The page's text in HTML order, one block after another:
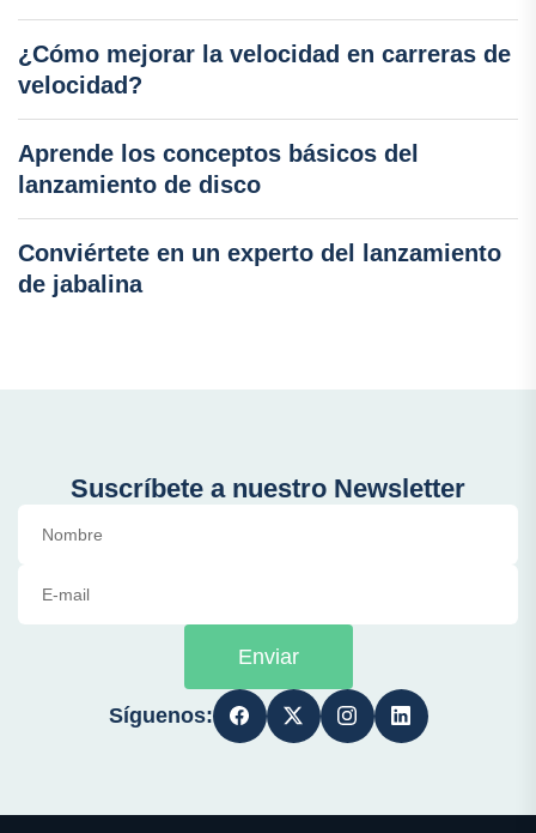
¿Cómo mejorar la velocidad en carreras de
velocidad?
Aprende los conceptos básicos del
lanzamiento de disco
Conviértete en un experto del lanzamiento
de jabalina
Suscríbete a nuestro Newsletter
Enviar
Síguenos: